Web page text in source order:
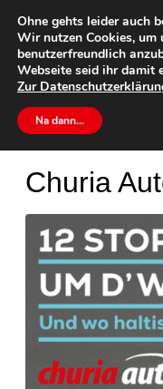
Home Tag
Churia
Ohne gehts leider auch
Wir nutzen Cookies, um
benutzerfreundlich
Webseite seid ihr damit
Zur
Na dann…